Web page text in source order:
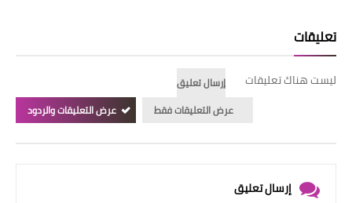
تعليقات
ليست هناك تعليقات
إرسال تعليق
عرض التعليقات فقط
عرض التعليقات والردود
إرسال تعليق